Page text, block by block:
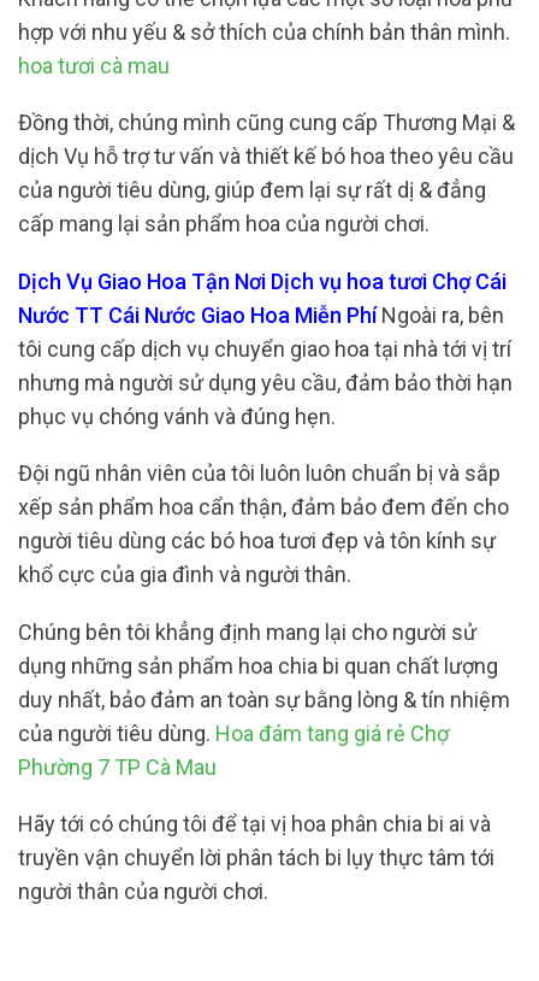
hợp với nhu yếu & sở thích của chính bản thân mình.
hoa tươi cà mau
Đồng thời, chúng mình cũng cung cấp Thương Mại &
dịch Vụ hỗ trợ tư vấn và thiết kế bó hoa theo yêu cầu
của người tiêu dùng, giúp đem lại sự rất dị & đẳng
cấp mang lại sản phẩm hoa của người chơi.
Dịch Vụ Giao Hoa Tận Nơi Dịch vụ hoa tươi Chợ Cái
Nước TT Cái Nước Giao Hoa Miễn PhíNgoài ra, bên
tôi cung cấp dịch vụ chuyển giao hoa tại nhà tới vị trí
nhưng mà người sử dụng yêu cầu, đảm bảo thời hạn
phục vụ chóng vánh và đúng hẹn.
Đội ngũ nhân viên của tôi luôn luôn chuẩn bị và sắp
xếp sản phẩm hoa cẩn thận, đảm bảo đem đến cho
người tiêu dùng các bó hoa tươi đẹp và tôn kính sự
khổ cực của gia đình và người thân.
Chúng bên tôi khẳng định mang lại cho người sử
dụng những sản phẩm hoa chia bi quan chất lượng
duy nhất, bảo đảm an toàn sự bằng lòng & tín nhiệm
của người tiêu dùng. Hoa đám tang giá rẻ Chợ
Phường 7 TP Cà Mau
Hãy tới có chúng tôi để tại vị hoa phân chia bi ai và
truyền vận chuyển lời phân tách bi lụy thực tâm tới
người thân của người chơi.